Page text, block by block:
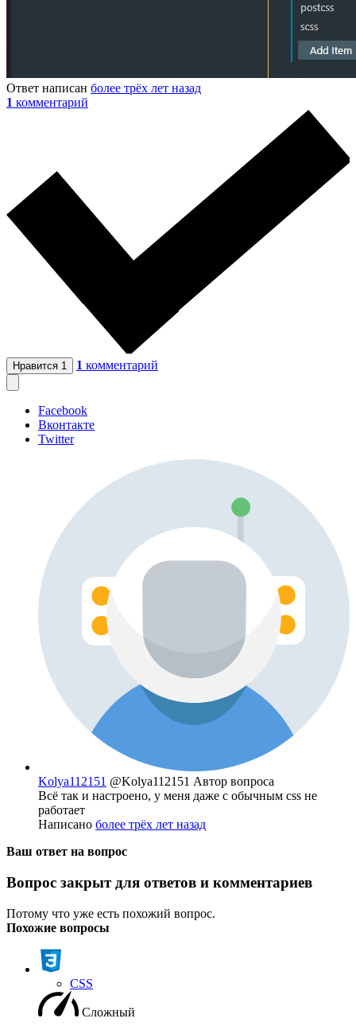
Ответ написан более трёх лет назад
1 комментарий
Нравится 1 1 комментарий
Facebook
Вконтакте
Twitter
Kolya112151 @Kolya112151 Автор вопроса
Всё так и настроено, у меня даже с обычным css не
работает
Написано более трёх лет назад
Ваш ответ на вопрос
Вопрос закрыт для ответов и комментариев
Потому что уже есть похожий вопрос.
Похожие вопросы
CSS
Сложный